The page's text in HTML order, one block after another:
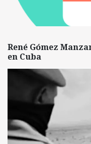
René Gómez
en Cuba